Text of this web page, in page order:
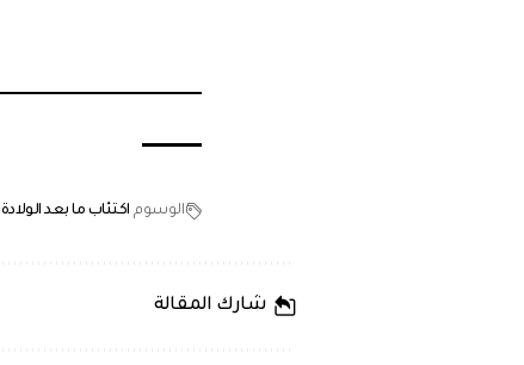
الوسوم اكتئاب ما بعد الولادة
شارك المقالة